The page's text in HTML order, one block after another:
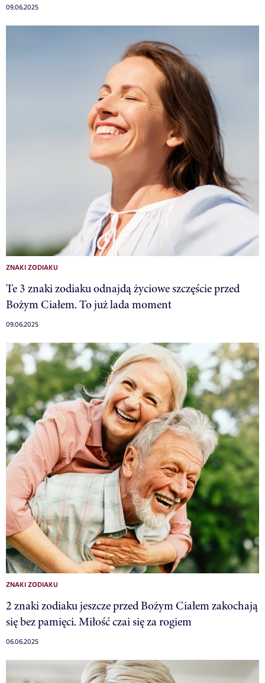
09.06.2025
ZNAKI ZODIAKU
Te 3 znaki zodiaku odnajdą życiowe szczęście przed
Bożym Ciałem. To już lada moment
09.06.2025
ZNAKI ZODIAKU
2 znaki zodiaku jeszcze przed Bożym Ciałem zakochają
się bez pamięci. Miłość czai się za rogiem
06.06.2025